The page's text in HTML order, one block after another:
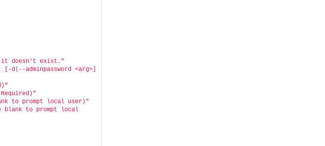
it doesn't exist."
d|--adminpassword <arg>]
to prompt local user)"
blank to prompt local